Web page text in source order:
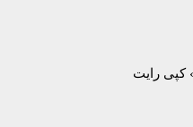
›کپی رایت